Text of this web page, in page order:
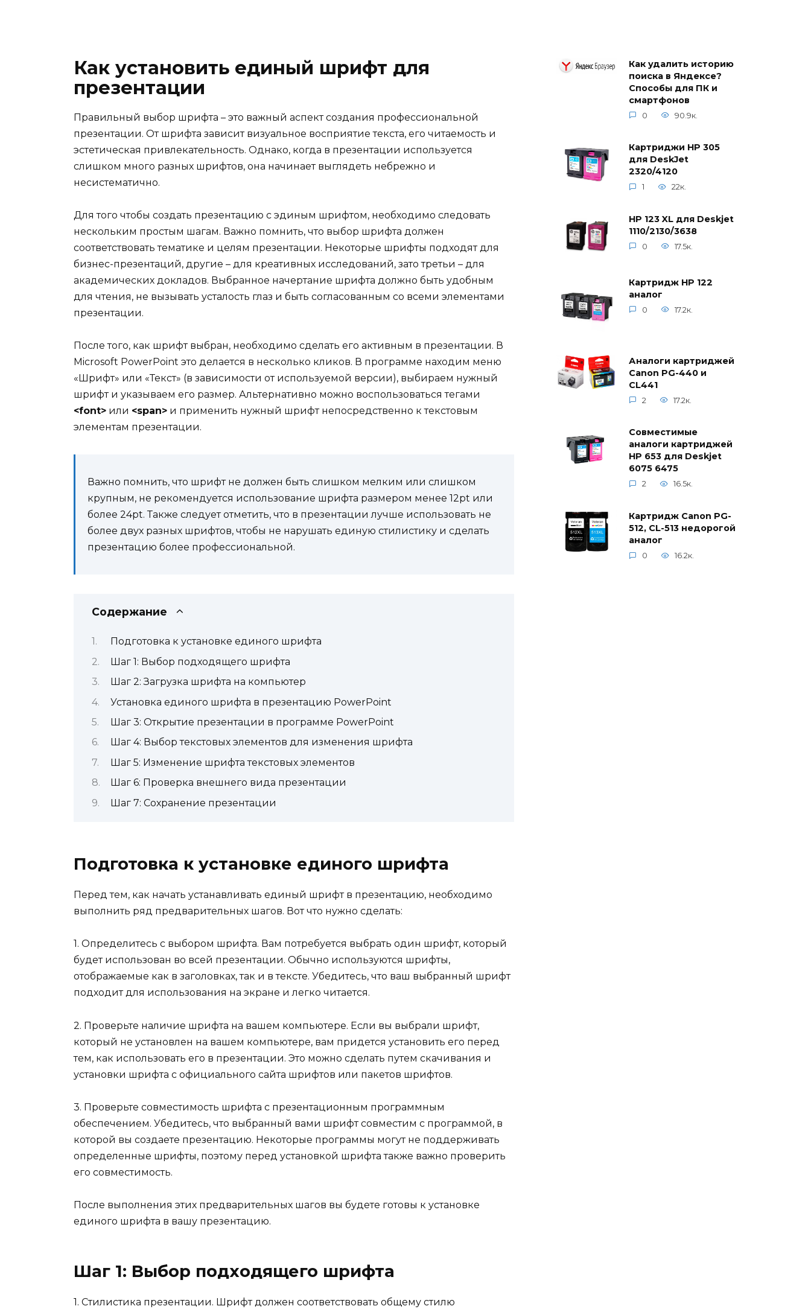
Как установить единый шрифт для
презентации
Правильный выбор шрифта – это важный аспект создания профессиональной
презентации. От шрифта зависит визуальное восприятие текста, его читаемость и
эстетическая привлекательность. Однако, когда в презентации используется
слишком много разных шрифтов, она начинает выглядеть небрежно и
несистематично.
Для того чтобы создать презентацию с эдиным шрифтом, необходимо следовать
нескольким простым шагам. Важно помнить, что выбор шрифта должен
соответствовать тематике и целям презентации. Некоторые шрифты подходят для
бизнес-презентаций, другие – для креативных исследований, зато третьи – для
академических докладов. Выбранное начертание шрифта должно быть удобным
для чтения, не вызывать усталость глаз и быть согласованным со всеми элементами
презентации.
После того, как шрифт выбран, необходимо сделать его активным в презентации. В
Microsoft PowerPoint это делается в несколько кликов. В программе находим меню
«Шрифт» или «Текст» (в зависимости от используемой версии), выбираем нужный
шрифт и указываем его размер. Альтернативно можно воспользоваться тегами
<font> или <span> и применить нужный шрифт непосредственно к текстовым
элементам презентации.
Важно помнить, что шрифт не должен быть слишком мелким или слишком
крупным, не рекомендуется использование шрифта размером менее 12pt или
более 24pt. Также следует отметить, что в презентации лучше использовать не
более двух разных шрифтов, чтобы не нарушать единую стилистику и сделать
презентацию более профессиональной.
Содержание
Подготовка к установке единого шрифта
Шаг 1: Выбор подходящего шрифта
Шаг 2: Загрузка шрифта на компьютер
Установка единого шрифта в презентацию PowerPoint
Шаг 3: Открытие презентации в программе PowerPoint
Шаг 4: Выбор текстовых элементов для изменения шрифта
Шаг 5: Изменение шрифта текстовых элементов
Шаг 6: Проверка внешнего вида презентации
Шаг 7: Сохранение презентации
Подготовка к установке единого шрифта
Перед тем, как начать устанавливать единый шрифт в презентацию, необходимо
выполнить ряд предварительных шагов. Вот что нужно сделать:
1. Определитесь с выбором шрифта. Вам потребуется выбрать один шрифт, который
будет использован во всей презентации. Обычно используются шрифты,
отображаемые как в заголовках, так и в тексте. Убедитесь, что ваш выбранный шрифт
подходит для использования на экране и легко читается.
2. Проверьте наличие шрифта на вашем компьютере. Если вы выбрали шрифт,
который не установлен на вашем компьютере, вам придется установить его перед
тем, как использовать его в презентации. Это можно сделать путем скачивания и
установки шрифта с официального сайта шрифтов или пакетов шрифтов.
3. Проверьте совместимость шрифта с презентационным программным
обеспечением. Убедитесь, что выбранный вами шрифт совместим с программой, в
которой вы создаете презентацию. Некоторые программы могут не поддерживать
определенные шрифты, поэтому перед установкой шрифта также важно проверить
его совместимость.
После выполнения этих предварительных шагов вы будете готовы к установке
единого шрифта в вашу презентацию.
Шаг 1: Выбор подходящего шрифта
1. Стилистика презентации. Шрифт должен соответствовать общему стилю
Как удалить историю
поиска в Яндексе?
Способы для ПК и
смартфонов
0 90.9к.
Картриджи HP 305
для DeskJet
2320/4120
1 22к.
HP 123 XL для Deskjet
1110/2130/3638
0 17.5к.
Картридж HP 122
аналог
0 17.2к.
Аналоги картриджей
Canon PG-440 и
CL441
2 17.2к.
Совместимые
аналоги картриджей
HP 653 для Deskjet
6075 6475
2 16.5к.
Картридж Canon PG-
512, CL-513 недорогой
аналог
0 16.2к.